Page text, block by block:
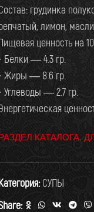
грудинка
лимон,
ценность на
· Белки — 4.3 гр.
· Жиры — 8.6 гр.
· Углеводы — 2.7 гр.
КАТАЛОГА.
СУПЫ